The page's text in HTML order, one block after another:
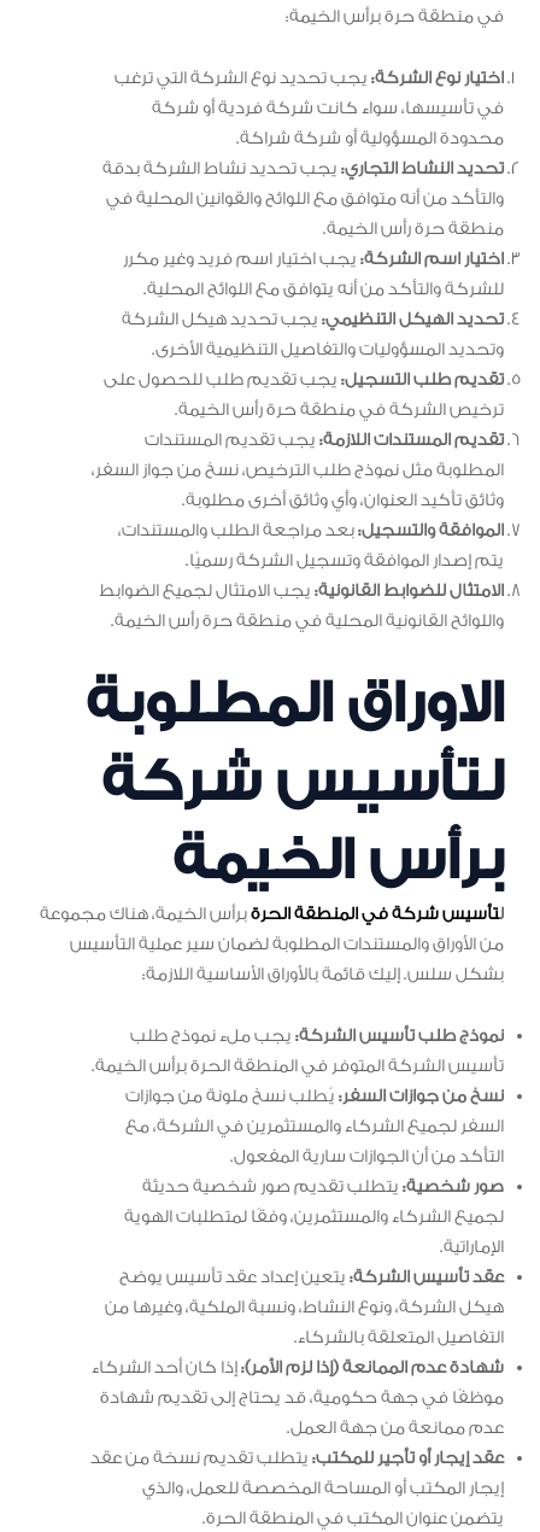
في منطقة حرة برأس الخيمة:
اختيار نوع الشركة: يجب تحديد نوع الشركة التي ترغب
في تأسيسها، سواء كانت شركة فردية أو شركة
محدودة المسؤولية أو شركة شراكة.
تحديد النشاط التجاري: يجب تحديد نشاط الشركة بدقة
والتأكد من أنه متوافق مع اللوائح والقوانين المحلية في
منطقة حرة رأس الخيمة.
اختيار اسم الشركة: يجب اختيار اسم فريد وغير مكرر
للشركة والتأكد من أنه يتوافق مع اللوائح المحلية.
تحديد الهيكل التنظيمي: يجب تحديد هيكل الشركة
وتحديد المسؤوليات والتفاصيل التنظيمية الأخرى.
تقديم طلب التسجيل: يجب تقديم طلب للحصول على
ترخيص الشركة في منطقة حرة رأس الخيمة.
تقديم المستندات اللازمة: يجب تقديم المستندات
المطلوبة مثل نموذج طلب الترخيص، نسخ من جواز السفر،
وثائق تأكيد العنوان، وأي وثائق أخرى مطلوبة.
الموافقة والتسجيل:بعد مراجعة الطلب والمستندات،
يتم إصدار الموافقة وتسجيل الشركة رسميًا.
الامتثال للضوابط القانونية: يجب الامتثال لجميع الضوابط
واللوائح القانونية المحلية في منطقة حرة رأس الخيمة.
الاوراق المطلوبة
لتأسيس شركة
برأس الخيمة
لتأسيس شركة في المنطقة الحرةبرأس الخيمة، هناك مجموعة
من الأوراق والمستندات المطلوبة لضمان سير عملية التأسيس
بشكل سلس. إليك قائمة بالأوراق الأساسية اللازمة:
نموذج طلب تأسيس الشركة: يجب ملء نموذج طلب
تأسيس الشركة المتوفر في المنطقة الحرة برأس الخيمة.
نسخ من جوازات السفر: يُطلب نسخ ملونة من جوازات
السفر لجميع الشركاء والمستثمرين في الشركة، مع
التأكد من أن الجوازات سارية المفعول.
صور شخصية: يتطلب تقديم صور شخصية حديثة
لجميع الشركاء والمستثمرين، وفقًا لمتطلبات الهوية
الإماراتية.
عقد تأسيس الشركة: يتعين إعداد عقد تأسيس يوضح
هيكل الشركة، ونوع النشاط، ونسبة الملكية، وغيرها من
التفاصيل المتعلقة بالشركاء.
شهادة عدم الممانعة (إذا لزم الأمر):إذا كان أحد الشركاء
موظفًا في جهة حكومية، قد يحتاج إلى تقديم شهادة
عدم ممانعة من جهة العمل.
عقد إيجار أو تأجير للمكتب: يتطلب تقديم نسخة من عقد
إيجار المكتب أو المساحة المخصصة للعمل، والذي
يتضمن عنوان المكتب في المنطقة الحرة.